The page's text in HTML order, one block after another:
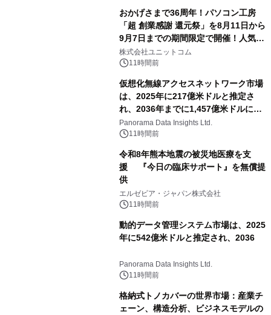
おかげさまで36周年！パソコン工房
「超 創業感謝 還元祭」を8月11日から
9月7日までの期間限定で開催！人気の
ゲーミングPCや高性能ノートPCなど
対象iiyama PCのご購入で最大3万円分
株式会社ユニットコム
11時間前
仮想化無線アクセスネットワーク市場
は、2025年に217億米ドルと推定さ
れ、2036年までに1,457億米ドルに達
すると予測されており、予測期間
（2026年～2036年）
Panorama Data Insights Ltd.
11時間前
令和8年熊本地震の被災地医療を支
援 『今日の臨床サポート』を無償提
供
エルゼビア・ジャパン株式会社
11時間前
動的データ管理システム市場は、2025
年に542億米ドルと推定され、2036
Panorama Data Insights Ltd.
11時間前
格納式トノカバーの世界市場：産業チ
ェーン、構造分析、ビジネスモデルの